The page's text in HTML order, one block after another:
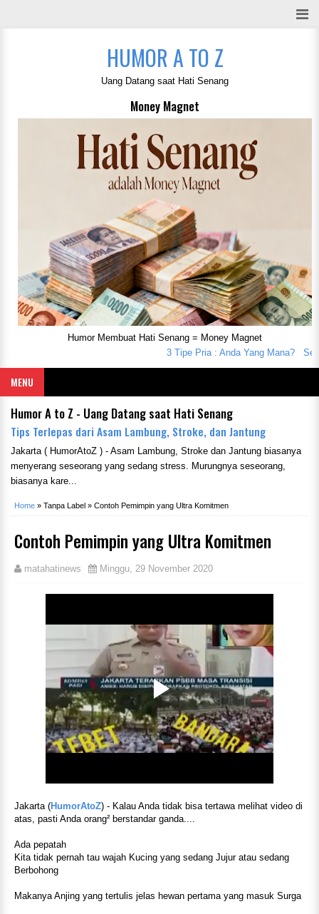
HUMOR A TO Z
Uang Datang saat Hati Senang
Money Magnet
Humor Membuat Hati Senang = Money Magnet
3 Tipe Pria : Anda Yang Mana?
MENU
Humor A to Z - Uang Datang saat Hati Senang
Tips Terlepas dari Asam Lambung, Stroke, dan Jantung
Jakarta ( HumorAtoZ ) - Asam Lambung, Stroke dan Jantung biasanya
menyerang seseorang yang sedang stress. Murungnya seseorang,
biasanya kare...
Home » Tanpa Label » Contoh Pemimpin yang Ultra Komitmen
Contoh Pemimpin yang Ultra Komitmen
matahatinews Minggu, 29 November 2020
Jakarta (HumorAtoZ) - Kalau Anda tidak bisa tertawa melihat video di
atas, pasti Anda orang² berstandar ganda....
Ada pepatah
Kita tidak pernah tau wajah Kucing yang sedang Jujur atau sedang
Berbohong
Makanya Anjing yang tertulis jelas hewan pertama yang masuk Surga